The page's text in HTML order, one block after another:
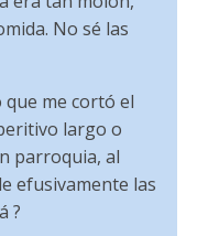
No sé las
que me cortó el
largo o
parroquia, al
efusivamente las
?